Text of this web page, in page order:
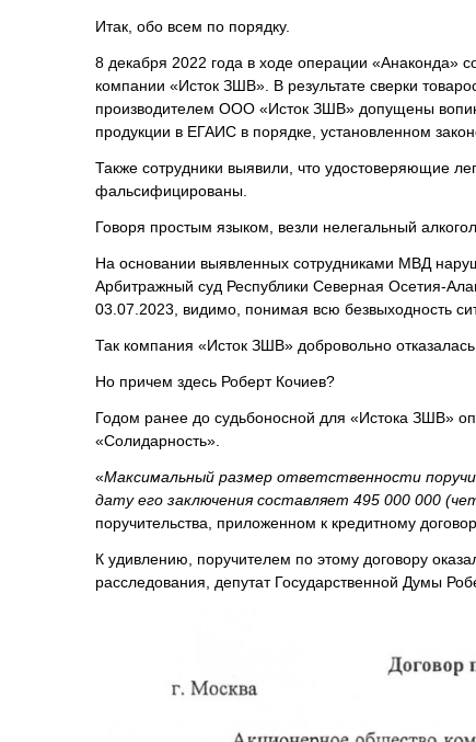
Итак, обо всем по порядку.
8 декабря 2022 года в ходе операции «Анаконда»
компании «Исток ЗШВ». В результате сверки
производителем ООО «Исток ЗШВ» допущены
продукции в ЕГАИС в порядке, установленном
Также сотрудники выявили, что удостоверяющие
фальсифицированы.
Говоря простым языком, везли нелегальный
На основании выявленных сотрудниками МВД
Арбитражный суд Республики Северная Осетия-
03.07.2023, видимо, понимая всю безвыходность
Так компания «Исток ЗШВ» добровольно
Но причем здесь Роберт Кочиев?
Годом ранее до судьбоносной для «Истока ЗШВ»
«Солидарность».
«Максимальный размер ответственности
дату его заключения составляет 495 000 000
поручительства, приложенном к кредитному
К удивлению, поручителем по этому договору
расследования, депутат Государственной Думы